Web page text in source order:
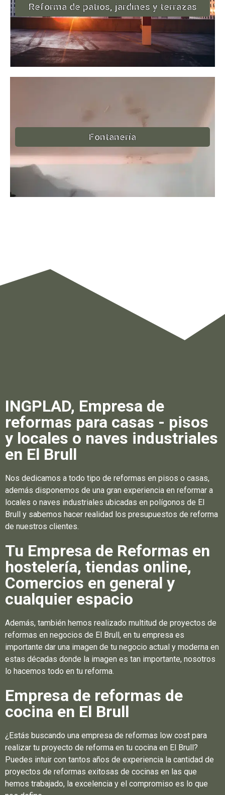
Reforma de patios, jardines y terrazas
Fontanería
INGPLAD, Empresa de
reformas para casas - pisos
y locales o naves industriales
en El Brull
Nos dedicamos a todo tipo de reformas en pisos o casas,
además disponemos de una gran experiencia en reformar a
locales o naves industriales ubicadas en polígonos de El
Brull y sabemos hacer realidad los presupuestos de reforma
de nuestros clientes.
Tu Empresa de Reformas en
hostelería, tiendas online,
Comercios en general y
cualquier espacio
Además, también hemos realizado multitud de proyectos de
reformas en negocios de El Brull, en tu empresa es
importante dar una imagen de tu negocio actual y moderna en
estas décadas donde la imagen es tan importante, nosotros
lo hacemos todo en tu reforma.
Empresa de reformas de
cocina en El Brull
¿Estás buscando una empresa de reformas low cost para
realizar tu proyecto de reforma en tu cocina en El Brull?
Puedes intuir con tantos años de experiencia la cantidad de
proyectos de reformas exitosas de cocinas en las que
hemos trabajado, la excelencia y el compromiso es lo que